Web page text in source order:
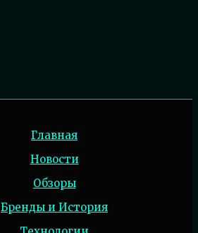
Главная
Новости
Обзоры
Бренды и История